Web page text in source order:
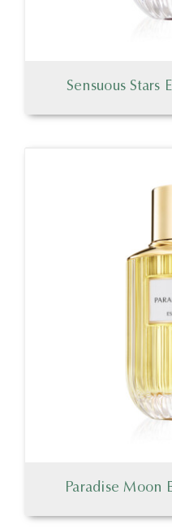
Sensuous Stars
Paradise Moon